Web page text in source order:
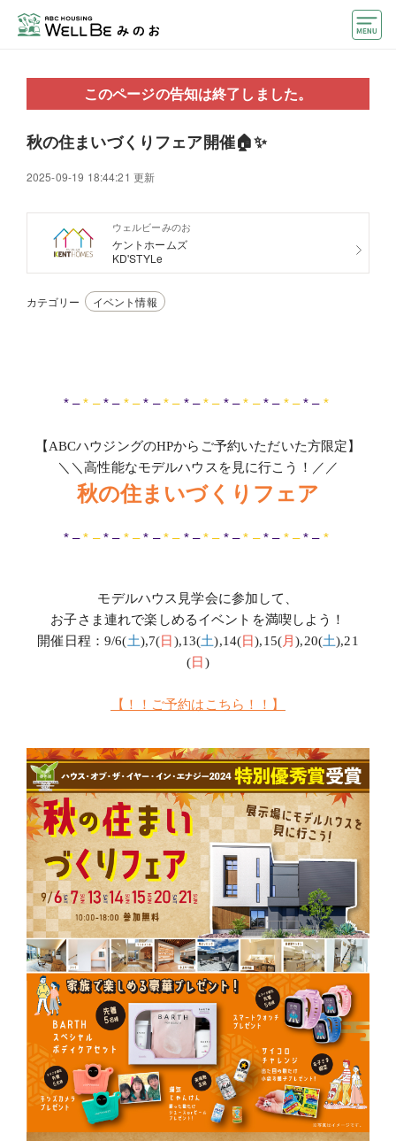
住宅会社・ハウスメーカー
おうちカウンター
イベント情報・プレゼント
好みからモデルハウスを探す
住まいづくりお役立ち情報
このページの告知は終了しました。
秋の住まいづくりフェア開催🏠✨
2025-09-19 18:44:21 更新
ウェルビーみのお
ケントホームズ
KD'STYLe
カテゴリー イベント情報
* – * – * – * – * – * – * – * – * – * – * – * – * – *
【ABCハウジングのHPからご予約いただいた方限定】
＼＼高性能なモデルハウスを見に行こう！／／
秋の住まいづくりフェア
* – * – * – * – * – * – * – * – * – * – * – * – * – *
モデルハウス見学会に参加して、
お子さま連れで楽しめるイベントを満喫しよう！
開催日程： 9/6(土),7(日 ),13(土),14(日),15(月),20(土),21
(日 )
【！！ご予約はこちら！！】